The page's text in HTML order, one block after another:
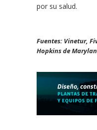
por su salud.
Fuentes: Vinetur,
Hopkins de